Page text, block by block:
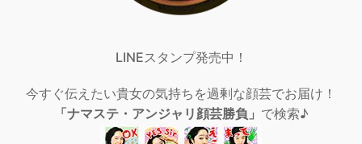
LINEスタンプ発売中！
今すぐ伝えたい貴女の気持ちを過剰な顔芸でお届け！
「ナマステ・アンジャリ顔芸勝負」 で検索♪